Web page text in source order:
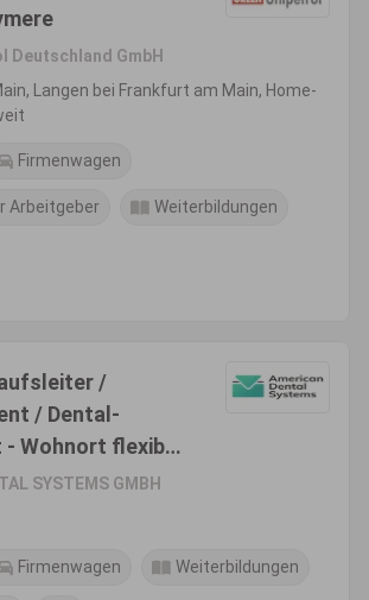
Deutschland GmbH
Langen bei Frankfurt am Main, Home-
Firmenwagen
Arbeitgeber Weiterbildungen
/
/ Dental-
Wohnort flexibel
SYSTEMS GMBH
Firmenwagen Weiterbildungen